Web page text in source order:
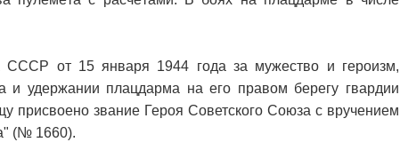
СССР от 15 января 1944 года за мужество и героизм,
удержании плацдарма на его правом берегу гвардии
присвоено звание Героя Советского Союза с вручением
(№ 1660).